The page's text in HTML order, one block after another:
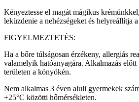
Kényeztesse el magát mágikus
leküzdenie a nehézségeket és helyreállítja
FIGYELMEZTETÉS:
Ha a bőre túlságosan érzékeny, allergiás
valamelyik hatóanyagára. Alkalmazás előtt
területen a könyökén.
Nem alkalmas 3 éven aluli gyermekek
+25°C közötti hőmérsékleten.